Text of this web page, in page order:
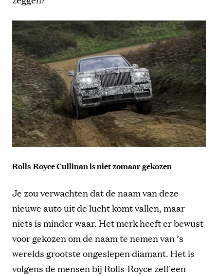
Rolls-Royce Cullinan is niet zomaar gekozen
Je zou verwachten dat de naam van deze
nieuwe auto uit de lucht komt vallen, maar
niets is minder waar. Het merk heeft er bewust
voor gekozen om de naam te nemen van ’s
werelds grootste ongeslepen diamant. Het is
volgens de mensen bij Rolls-Royce zelf een